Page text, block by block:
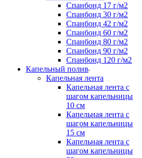
Спанбонд 17 г/м2
Спанбонд 30 г/м2
Спанбонд 42 г/м2
Спанбонд 60 г/м2
Спанбонд 80 г/м2
Спанбонд 90 г/м2
Спанбонд 120 г/м2
Капельный полив
Капельная лента
Капельная лента с
шагом капельницы
10 см
Капельная лента с
шагом капельницы
15 см
Капельная лента с
шагом капельницы